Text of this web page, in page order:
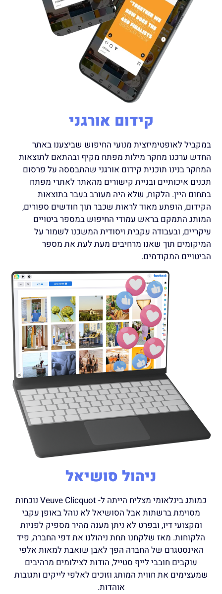
קידום אורגני
במקביל לאופטימיזצית מנועי החיפוש שביצענו באתר
החדש ערכנו מחקר מילות מפתח מקיף ובהתאם לתוצאות
המחקר בנינו תוכנית קידום אורגני שהתבססה על פרסום
תכנים איכותיים ובניית קישורים מהאתר לאתרי מפתח
בתחום היין. הלקוח, שלא היה מעורב בעבר בתוצאות
הקידום, הופתע מאוד לראות שכבר תוך חודשים ספורים,
המותג התמקם בראש עמודי החיפוש במספר ביטויים
עיקריים, ובעבודה עקבית ויסודית המשכנו לשמור על
המיקומים תוך שאנו מרחיבים מעת לעת את מספר
הביטויים המקודמים.
ניהול סושיאל
כמותג בינלאומי מצליח הייתה ל- Veuve Clicquot נוכחות
מסוימת ברשתות אבל הסושיאל לא נוהל באופן עקבי
ומקצועי דיו, ובפרט לא ניתן מענה מהיר מספיק לפניות
הלקוחות. מאז שלקחנו תחת ניהולנו את דפי החברה, פיד
האינסטגרם של החברה הפך לאבן שואבת למאות אלפי
עוקבים חובבי לייף סטייל, הודות לצילומים מרהיבים
שמעצימים את חווית המותג וזוכים לאלפי לייקים ותגובות
אוהדות.